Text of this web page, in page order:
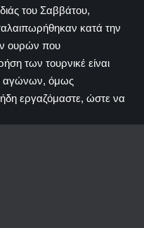
του Σαββάτου,
κατά την
ουρών που
των τουρνικέ είναι
αγώνων, όμως
εργαζόμαστε, ώστε να